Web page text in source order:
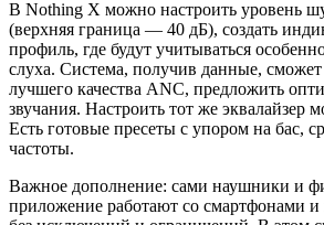
В Nothing X можно настроить уровень
(верхняя граница — 40 дБ), создать
профиль, где будут учитываться
слуха. Система, получив данные, сможет
лучшего качества ANC, предложить
звучания. Настроить тот же эквалайзер
Есть готовые пресеты с упором на бас,
частоты.
Важное дополнение: сами наушники и
приложение работают со смартфонами